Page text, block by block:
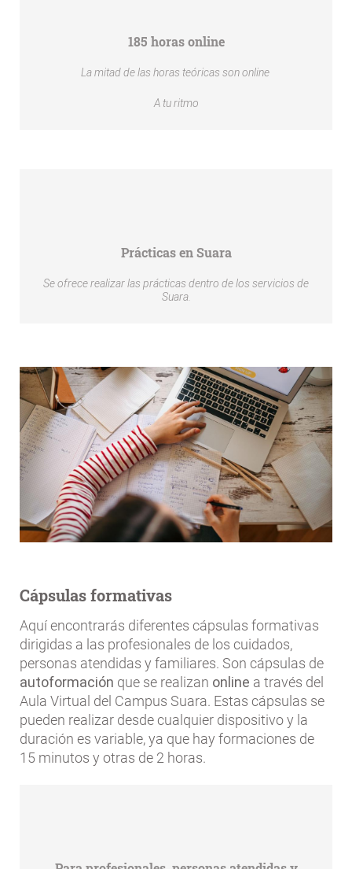
185 horas online
La mitad de las horas teóricas son online
A tu ritmo
Prácticas en Suara
Se ofrece realizar las prácticas dentro de los servicios de
Suara.
Cápsulas formativas
Aquí encontrarás diferentes cápsulas formativas
dirigidas a las profesionales de los cuidados,
personas atendidas y familiares. Son cápsulas de
autoformación que se realizan online a través del
Aula Virtual del Campus Suara. Estas cápsulas se
pueden realizar desde cualquier dispositivo y la
duración es variable, ya que hay formaciones de
15 minutos y otras de 2 horas.